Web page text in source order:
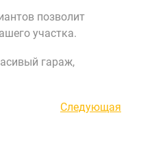
позволит
участка.
гараж,
Следующая
Следующая